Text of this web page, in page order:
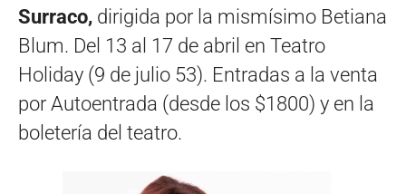
Surraco, dirigida por la mismísimo Betiana
Blum. Del 13 al 17 de abril en Teatro
Holiday (9 de julio 53). Entradas a la venta
por Autoentrada (desde los $1800) y en la
boletería del teatro.